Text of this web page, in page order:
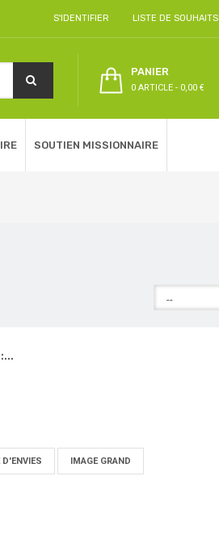
S'IDENTIFIER LISTE DE SOUHAITS
PANIER
0 ARTICLE - 0,00 €
SOUTIEN MISSIONNAIRE
IMAGE GRAND